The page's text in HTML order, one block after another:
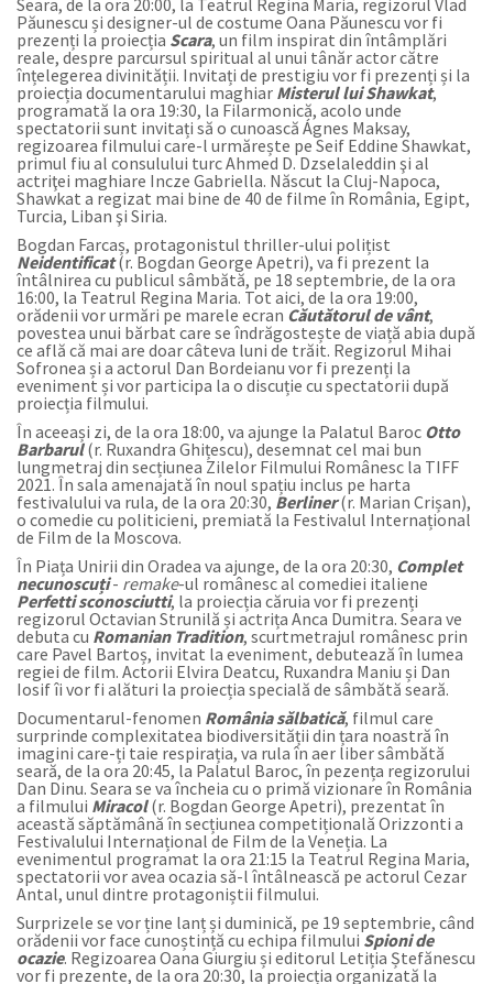
Păunescu și designer-ul de costume Oana Păunescu vor fi
prezenți la proiecția Scara, un film inspirat din întâmplări
reale, despre parcursul spiritual al unui tânăr actor către
înțelegerea divinității. Invitați de prestigiu vor fi prezenți și la
proiecția documentarului maghiar Misterul lui Shawkat,
programată la ora 19:30, la Filarmonică, acolo unde
spectatorii sunt invitați să o cunoască Ágnes Maksay,
regizoarea filmului care-l urmărește pe Seif Eddine Shawkat,
primul fiu al consulului turc Ahmed D. Dzselaleddin şi al
actriţei maghiare Incze Gabriella. Născut la Cluj-Napoca,
Shawkat a regizat mai bine de 40 de filme în România, Egipt,
Turcia, Liban şi Siria.
Bogdan Farcaș, protagonistul thriller-ului polițist
Neidentificat(r. Bogdan George Apetri), va fi prezent la
întâlnirea cu publicul sâmbătă, pe 18 septembrie, de la ora
16:00, la Teatrul Regina Maria. Tot aici, de la ora 19:00,
orădenii vor urmări pe marele ecran Căutătorul de vânt,
povestea unui bărbat care se îndrăgostește de viață abia după
ce află că mai are doar câteva luni de trăit. Regizorul Mihai
Sofronea și a actorul Dan Bordeianu vor fi prezenți la
eveniment și vor participa la o discuție cu spectatorii după
proiecția filmului.
În aceeași zi, de la ora 18:00, va ajunge la Palatul Baroc Otto
Barbarul(r. Ruxandra Ghițescu), desemnat cel mai bun
lungmetraj din secțiunea Zilelor Filmului Românesc la TIFF
2021. În sala amenajată în noul spațiu inclus pe harta
festivalului va rula, de la ora 20:30, Berliner(r. Marian Crișan),
o comedie cu politicieni, premiată la Festivalul Internațional
de Film de la Moscova.
În Piața Unirii din Oradea va ajunge, de la ora 20:30, Complet
necunoscuți- remake-ul românesc al comediei italiene
Perfetti sconosciutti, la proiecția căruia vor fi prezenți
regizorul Octavian Strunilă și actrița Anca Dumitra. Seara ve
debuta cu Romanian Tradition, scurtmetrajul românesc prin
care Pavel Bartoș, invitat la eveniment, debutează în lumea
regiei de film. Actorii Elvira Deatcu, Ruxandra Maniu și Dan
Iosif îi vor fi alături la proiecția specială de sâmbătă seară.
Documentarul-fenomen România sălbatică, filmul care
surprinde complexitatea biodiversității din țara noastră în
imagini care-ți taie respirația, va rula în aer liber sâmbătă
seară, de la ora 20:45, la Palatul Baroc, în pezența regizorului
Dan Dinu. Seara se va încheia cu o primă vizionare în România
a filmului Miracol(r. Bogdan George Apetri), prezentat în
această săptămână în secțiunea competițională Orizzonti a
Festivalului Internațional de Film de la Veneția. La
evenimentul programat la ora 21:15 la Teatrul Regina Maria,
spectatorii vor avea ocazia să-l întâlnească pe actorul Cezar
Antal, unul dintre protagoniștii filmului.
Surprizele se vor ține lanț și duminică, pe 19 septembrie, când
orădenii vor face cunoștință cu echipa filmuluiSpioni de
ocazie. Regizoarea Oana Giurgiu și editorul Letiția Ștefănescu
vor fi prezente, de la ora 20:30, la proiecția organizată la